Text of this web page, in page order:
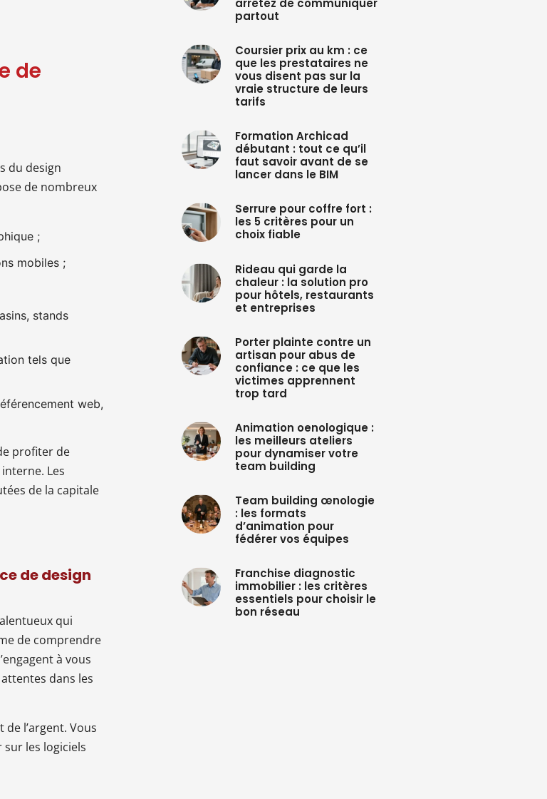
de
du design
de nombreux
;
mobiles ;
stands
tels que
web,
profiter de
Les
de la capitale
de design
qui
de comprendre
à vous
dans les
l’argent. Vous
les logiciels
arrêtez de communiquer
partout
Coursier prix au km : ce
que les prestataires ne
vous disent pas sur la
vraie structure de leurs
tarifs
Formation Archicad
débutant : tout ce qu’il
faut savoir avant de se
lancer dans le BIM
Serrure pour coffre fort :
les 5 critères pour un
choix fiable
Rideau qui garde la
chaleur : la solution pro
pour hôtels, restaurants
et entreprises
Porter plainte contre un
artisan pour abus de
confiance : ce que les
victimes apprennent
trop tard
Animation oenologique :
les meilleurs ateliers
pour dynamiser votre
team building
Team building œnologie
: les formats
d’animation pour
fédérer vos équipes
Franchise diagnostic
immobilier : les critères
essentiels pour choisir le
bon réseau